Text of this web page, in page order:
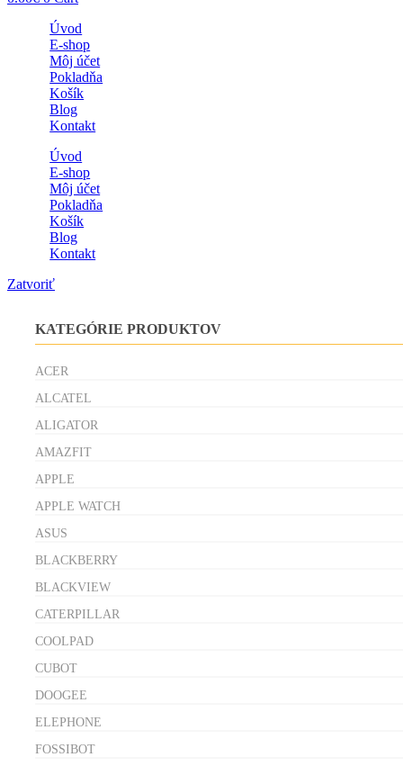
Úvod
E-shop
Môj účet
Pokladňa
Košík
Blog
Kontakt
Úvod
E-shop
Môj účet
Pokladňa
Košík
Blog
Kontakt
Zatvoriť
KATEGÓRIE PRODUKTOV
ACER
ALCATEL
ALIGATOR
AMAZFIT
APPLE
APPLE WATCH
ASUS
BLACKBERRY
BLACKVIEW
CATERPILLAR
COOLPAD
CUBOT
DOOGEE
ELEPHONE
FOSSIBOT